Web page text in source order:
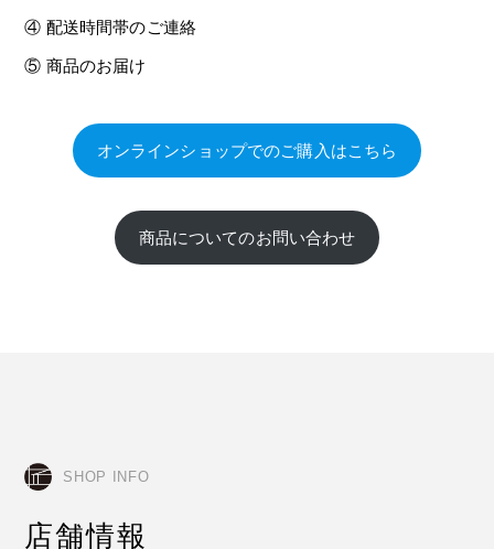
④ 配送時間帯のご連絡
⑤ 商品のお届け
オンラインショップでのご購入はこちら
商品についてのお問い合わせ
SHOP INFO
店舗情報